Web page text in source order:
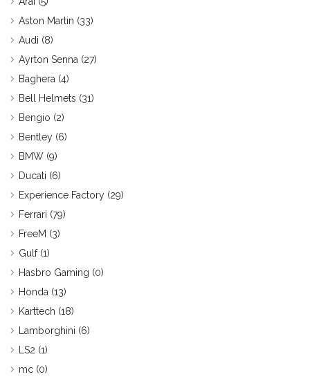
Aston Martin (33)
Audi (8)
Ayrton Senna (27)
Baghera (4)
Bell Helmets (31)
Bengio (2)
Bentley (6)
BMW (9)
Ducati (6)
Experience Factory (29)
Ferrari (79)
FreeM (3)
Gulf (1)
Hasbro Gaming (0)
Honda (13)
Karttech (18)
Lamborghini (6)
LS2 (1)
mc (0)